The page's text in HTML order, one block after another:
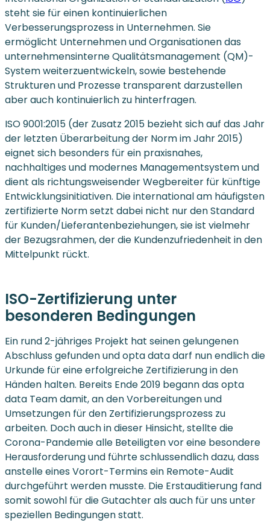
steht sie für einen kontinuierlichen
Verbesserungsprozess in Unternehmen. Sie
ermöglicht Unternehmen und Organisationen das
unternehmensinterne Qualitätsmanagement (QM)-
System weiterzuentwickeln, sowie bestehende
Strukturen und Prozesse transparent darzustellen
aber auch kontinuierlich zu hinterfragen.
ISO 9001:2015 (der Zusatz 2015 bezieht sich auf das Jahr
der letzten Überarbeitung der Norm im Jahr 2015)
eignet sich besonders für ein praxisnahes,
nachhaltiges und modernes Managementsystem und
dient als richtungsweisender Wegbereiter für künftige
Entwicklungsinitiativen. Die international am häufigsten
zertifizierte Norm setzt dabei nicht nur den Standard
für Kunden/Lieferantenbeziehungen, sie ist vielmehr
der Bezugsrahmen, der die Kundenzufriedenheit in den
Mittelpunkt rückt.
ISO-Zertifizierung unter
besonderen Bedingungen
Ein rund 2-jähriges Projekt hat seinen gelungenen
Abschluss gefunden und opta data darf nun endlich die
Urkunde für eine erfolgreiche Zertifizierung in den
Händen halten. Bereits Ende 2019 begann das opta
data Team damit, an den Vorbereitungen und
Umsetzungen für den Zertifizierungsprozess zu
arbeiten. Doch auch in dieser Hinsicht, stellte die
Corona-Pandemie alle Beteiligten vor eine besondere
Herausforderung und führte schlussendlich dazu, dass
anstelle eines Vorort-Termins ein Remote-Audit
durchgeführt werden musste. Die Erstauditierung fand
somit sowohl für die Gutachter als auch für uns unter
speziellen Bedingungen statt.